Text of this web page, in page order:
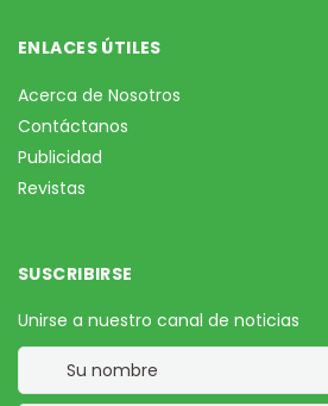
ENLACES ÚTILES
Acerca de Nosotros
Contáctanos
Publicidad
Revistas
SUSCRIBIRSE
Unirse a nuestro canal de noticias